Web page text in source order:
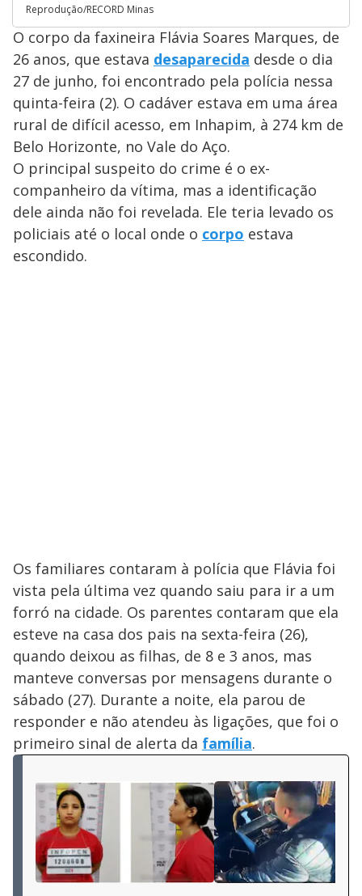
Reprodução/RECORD Minas
O corpo da faxineira Flávia Soares Marques, de
26 anos, que estava desaparecida desde o dia
27 de junho, foi encontrado pela polícia nessa
quinta-feira (2). O cadáver estava em uma área
rural de difícil acesso, em Inhapim, à 274 km de
Belo Horizonte, no Vale do Aço.
O principal suspeito do crime é o ex-
companheiro da vítima, mas a identificação
dele ainda não foi revelada. Ele teria levado os
policiais até o local onde o corpo estava
escondido.
Os familiares contaram à polícia que Flávia foi
vista pela última vez quando saiu para ir a um
forró na cidade. Os parentes contaram que ela
esteve na casa dos pais na sexta-feira (26),
quando deixou as filhas, de 8 e 3 anos, mas
manteve conversas por mensagens durante o
sábado (27). Durante a noite, ela parou de
responder e não atendeu às ligações, que foi o
primeiro sinal de alerta da família.